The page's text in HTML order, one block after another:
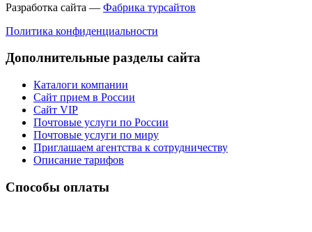
Разработка сайта — Фабрика турсайтов
Политика конфиденциальности
Дополнительные разделы сайта
Каталоги компании
Сайт прием в России
Сайт VIP
Почтовые услуги по России
Почтовые услуги по миру
Приглашаем агентства к сотрудничеству
Описание тарифов
Способы оплаты